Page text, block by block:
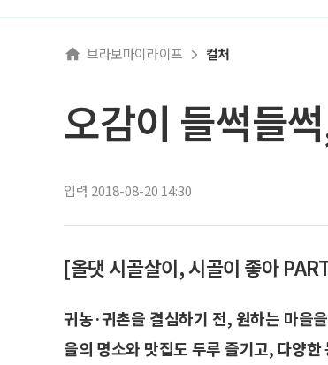
브라보마이라이프 컬처
오감이 들썩들
입력 2018-08-20 14:30
[올댓 시골살이, 시골이 좋아
귀농·귀촌을 결심하기 전, 원하는 마을
을의 명소와 맛집도 두루 즐기고, 다양